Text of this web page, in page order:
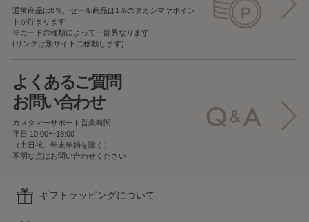
通常商品は8％、セール商品は1％のタカシマヤポイン
トが貯まります
※カードの種類によって一部異なります
(リンクは別サイトに移動します)
よくあるご質問
お問い合わせ
カスタマーサポート営業時間
平日 10:00〜18:00
（土日祝、年末年始を除く）
不明な点はお問い合わせください
ギフトラッピングについて